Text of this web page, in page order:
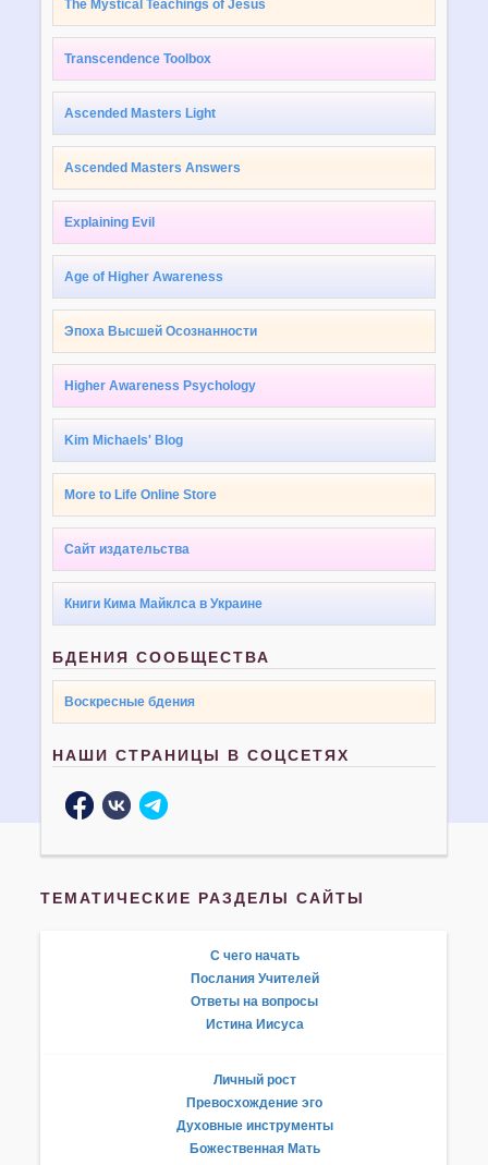
The Mystical Teachings of Jesus
Transcendence Toolbox
Ascended Masters Light
Ascended Masters Answers
Explaining Evil
Age of Higher Awareness
Эпоха Высшей Осознанности
Higher Awareness Psychology
Kim Michaels' Blog
More to Life Online Store
Сайт издательства
Книги Кима Майклса в Украине
БДЕНИЯ СООБЩЕСТВА
Воскресные бдения
НАШИ СТРАНИЦЫ В СОЦСЕТЯХ
ТЕМАТИЧЕСКИЕ РАЗДЕЛЫ САЙТЫ
С чего начать
Послания Учителей
Ответы на вопросы
Истина Иисуса
Личный рост
Превосхождение эго
Духовные инструменты
Божественная Мать